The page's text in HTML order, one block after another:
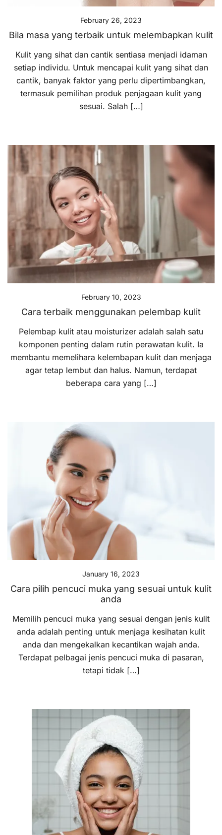
February 26, 2023
Bila masa yang terbaik untuk melembapkan kulit
Kulit yang sihat dan cantik sentiasa menjadi idaman
setiap individu. Untuk mencapai kulit yang sihat dan
cantik, banyak faktor yang perlu dipertimbangkan,
termasuk pemilihan produk penjagaan kulit yang
sesuai. Salah […]
February 10, 2023
Cara terbaik menggunakan pelembap kulit
Pelembap kulit atau moisturizer adalah salah satu
komponen penting dalam rutin perawatan kulit. Ia
membantu memelihara kelembapan kulit dan menjaga
agar tetap lembut dan halus. Namun, terdapat
beberapa cara yang […]
January 16, 2023
Cara pilih pencuci muka yang sesuai untuk kulit
anda
Memilih pencuci muka yang sesuai dengan jenis kulit
anda adalah penting untuk menjaga kesihatan kulit
anda dan mengekalkan kecantikan wajah anda.
Terdapat pelbagai jenis pencuci muka di pasaran,
tetapi tidak […]